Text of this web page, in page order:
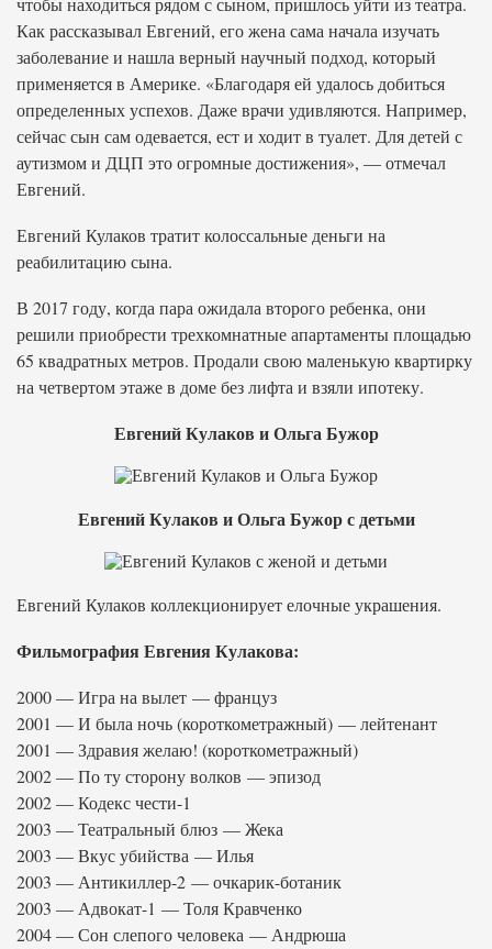
Как рассказывал Евгений, его жена сама начала изучать
заболевание и нашла верный научный подход, который
применяется в Америке. «Благодаря ей удалось добиться
определенных успехов. Даже врачи удивляются. Например,
сейчас сын сам одевается, ест и ходит в туалет. Для детей с
аутизмом и ДЦП это огромные достижения», — отмечал
Евгений.
Евгений Кулаков тратит колоссальные деньги на
реабилитацию сына.
В 2017 году, когда пара ожидала второго ребенка, они
решили приобрести трехкомнатные апартаменты площадью
65 квадратных метров. Продали свою маленькую квартирку
на четвертом этаже в доме без лифта и взяли ипотеку.
Евгений Кулаков и Ольга Бужор
Евгений Кулаков и Ольга Бужор с детьми
Евгений Кулаков коллекционирует елочные украшения.
Фильмография Евгения Кулакова:
2000 — Игра на вылет — француз
2001 — И была ночь (короткометражный) — лейтенант
2001 — Здравия желаю! (короткометражный)
2002 — По ту сторону волков — эпизод
2002 — Кодекс чести-1
2003 — Театральный блюз — Жека
2003 — Вкус убийства — Илья
2003 — Антикиллер-2 — очкарик-ботаник
2003 — Адвокат-1 — Толя Кравченко
2004 — Сон слепого человека — Андрюша